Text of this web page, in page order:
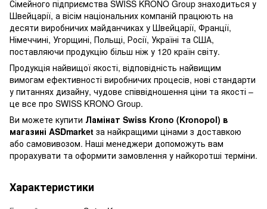
Сімейного підприємства SWISS KRONO Group знаходиться у
Швейцарії, а вісім національних компаній працюють на
десяти виробничих майданчиках у Швейцарії, Франції,
Німеччині, Угорщині, Польщі, Росії, Україні та США,
поставляючи продукцію більш ніж у 120 країн світу.
Продукція найвищої якості, відповідність найвищим
вимогам ефективності виробничих процесів, нові стандарти
у питаннях дизайну, чудове співвідношення ціни та якості –
це все про SWISS KRONO Group.
Ви можете купити Ламінат Swiss Krono (Kronopol) в
магазині ASDmarket за найкращими цінами з доставкою
або самовивозом. Наші менеджери допоможуть вам
прорахувати та оформити замовлення у найкоротші терміни.
Характеристики